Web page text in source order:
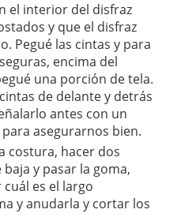
el interior del disfraz
y que el disfraz
Pegué las cintas y para
encima del
una porción de tela.
de delante y detrás
antes con un
asegurarnos bien.
costura, hacer dos
y pasar la goma,
es el largo
y anudarla y cortar los